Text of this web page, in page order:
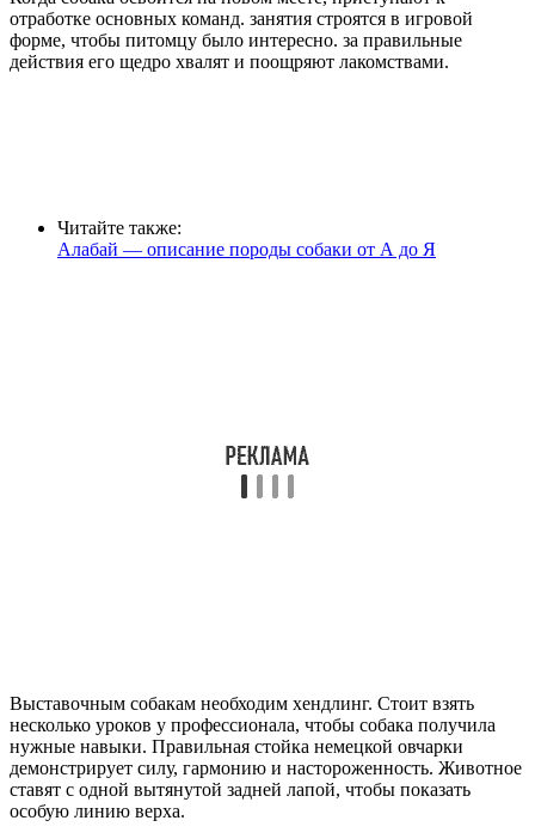
отработке основных команд. занятия строятся в игровой
форме, чтобы питомцу было интересно. за правильные
действия его щедро хвалят и поощряют лакомствами.
Читайте также:
Алабай — описание породы собаки от А до Я
Выставочным собакам необходим хендлинг. Стоит взять
несколько уроков у профессионала, чтобы собака получила
нужные навыки. Правильная стойка немецкой овчарки
демонстрирует силу, гармонию и настороженность. Животное
ставят с одной вытянутой задней лапой, чтобы показать
особую линию верха.